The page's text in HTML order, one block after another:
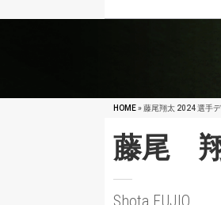
HOME» 藤尾翔太 2024 選手デ
藤尾
Shota FUJIO